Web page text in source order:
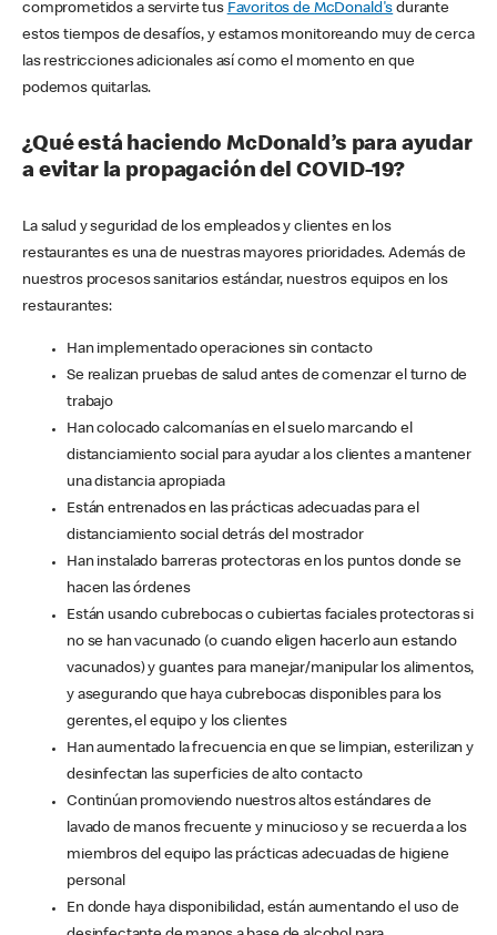
comprometidos a servirte tus Favoritos de McDonald's durante
estos tiempos de desafíos, y estamos monitoreando muy de cerca
las restricciones adicionales así como el momento en que
podemos quitarlas.
¿Qué está haciendo McDonald’s para ayudar
a evitar la propagación del COVID-19?
La salud y seguridad de los empleados y clientes en los
restaurantes es una de nuestras mayores prioridades. Además de
nuestros procesos sanitarios estándar, nuestros equipos en los
restaurantes:
Han implementado operaciones sin contacto
Se realizan pruebas de salud antes de comenzar el turno de
trabajo
Han colocado calcomanías en el suelo marcando el
distanciamiento social para ayudar a los clientes a mantener
una distancia apropiada
Están entrenados en las prácticas adecuadas para el
distanciamiento social detrás del mostrador
Han instalado barreras protectoras en los puntos donde se
hacen las órdenes
Están usando cubrebocas o cubiertas faciales protectoras si
no se han vacunado (o cuando eligen hacerlo aun estando
vacunados) y guantes para manejar/manipular los alimentos,
y asegurando que haya cubrebocas disponibles para los
gerentes, el equipo y los clientes
Han aumentado la frecuencia en que se limpian, esterilizan y
desinfectan las superficies de alto contacto
Continúan promoviendo nuestros altos estándares de
lavado de manos frecuente y minucioso y se recuerda a los
miembros del equipo las prácticas adecuadas de higiene
personal
En donde haya disponibilidad, están aumentando el uso de